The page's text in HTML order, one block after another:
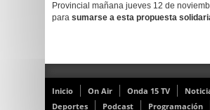
Provincial mañana jueves 12 de
para sumarse a esta propuesta
Inicio On Air Onda 15 TV
Deportes
Podcast Programación